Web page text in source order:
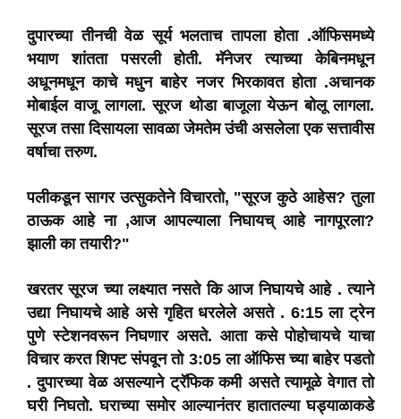
दुपारच्या तीनची वेळ सूर्य भलताच तापला होता .ऑफिसमध्ये
भयाण शांतता पसरली होती. मॅनेजर त्याच्या केबिनमधून
अधूनमधून काचे मधुन बाहेर नजर भिरकावत होता .अचानक
मोबाईल वाजू लागला. सूरज थोडा बाजूला येऊन बोलू लागला.
सूरज तसा दिसायला सावळा जेमतेम उंची असलेला एक सत्तावीस
वर्षाचा तरुण.
पलीकडून सागर उत्सुकतेने विचारतो, "सूरज कुठे आहेस? तुला
ठाऊक आहे ना ,आज आपल्याला निघायच् आहे नागपूरला?
झाली का तयारी?"
खरतर सूरज च्या लक्ष्यात नसते कि आज निघायचे आहे . त्याने
उद्या निघायचे आहे असे गृहित धरलेले असते . 6:15 ला ट्रेन
पुणे स्टेशनवरून निघणार असते. आता कसे पोहोचायचे याचा
विचार करत शिफ्ट संपवून तो 3:05 ला ऑफिस च्या बाहेर पडतो
. दुपारच्या वेळ असल्याने ट्रॅफिक कमी असते त्यामूळे वेगात तो
घरी निघतो. घराच्या समोर आल्यानंतर हातातल्या घड्याळाकडे